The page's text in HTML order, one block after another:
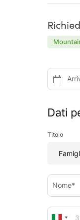
Dati
Titolo
Nome*